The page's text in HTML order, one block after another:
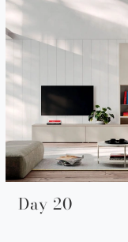
Day 20